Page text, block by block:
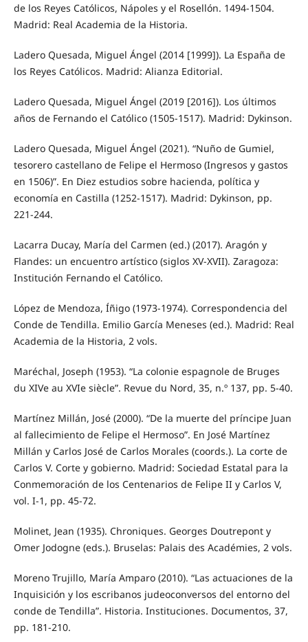
de los Reyes Católicos, Nápoles y el Rosellón. 1494-1504.
Madrid: Real Academia de la Historia.
Ladero Quesada, Miguel Ángel (2014 [1999]). La España de
los Reyes Católicos. Madrid: Alianza Editorial.
Ladero Quesada, Miguel Ángel (2019 [2016]). Los últimos
años de Fernando el Católico (1505-1517). Madrid: Dykinson.
Ladero Quesada, Miguel Ángel (2021). “Nuño de Gumiel,
tesorero castellano de Felipe el Hermoso (Ingresos y gastos
en 1506)”. En Diez estudios sobre hacienda, política y
economía en Castilla (1252-1517). Madrid: Dykinson, pp.
221-244.
Lacarra Ducay, María del Carmen (ed.) (2017). Aragón y
Flandes: un encuentro artístico (siglos XV-XVII). Zaragoza:
Institución Fernando el Católico.
López de Mendoza, Íñigo (1973-1974). Correspondencia del
Conde de Tendilla. Emilio García Meneses (ed.). Madrid: Real
Academia de la Historia, 2 vols.
Maréchal, Joseph (1953). “La colonie espagnole de Bruges
du XIVe au XVIe siècle”. Revue du Nord, 35, n.º 137, pp. 5-40.
Martínez Millán, José (2000). “De la muerte del príncipe Juan
al fallecimiento de Felipe el Hermoso”. En José Martínez
Millán y Carlos José de Carlos Morales (coords.). La corte de
Carlos V. Corte y gobierno. Madrid: Sociedad Estatal para la
Conmemoración de los Centenarios de Felipe II y Carlos V,
vol. I-1, pp. 45-72.
Molinet, Jean (1935). Chroniques. Georges Doutrepont y
Omer Jodogne (eds.). Bruselas: Palais des Académies, 2 vols.
Moreno Trujillo, María Amparo (2010). “Las actuaciones de la
Inquisición y los escribanos judeoconversos del entorno del
conde de Tendilla”. Historia. Instituciones. Documentos, 37,
pp. 181-210.